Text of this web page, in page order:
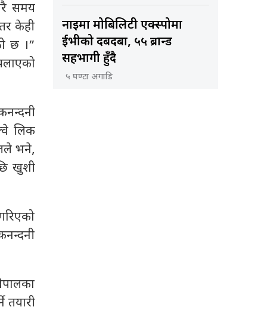
समय
केही
छ ।”
लिक
भने,
खुशी
तयारी
नाइमा मोबिलिटी एक्स्पोमा
ईभीको दबदबा, ५५ ब्रान्ड
सहभागी हुँदै
५ घण्टा अगाडि